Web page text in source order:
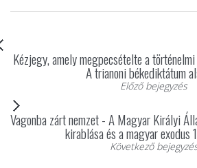
Kézjegy, amely megpecsételte a
A trianoni békediktátum
Előző bejegyzés
Vagonba zárt nemzet - A Magyar Királyi
kirablása és a magyar
Következő